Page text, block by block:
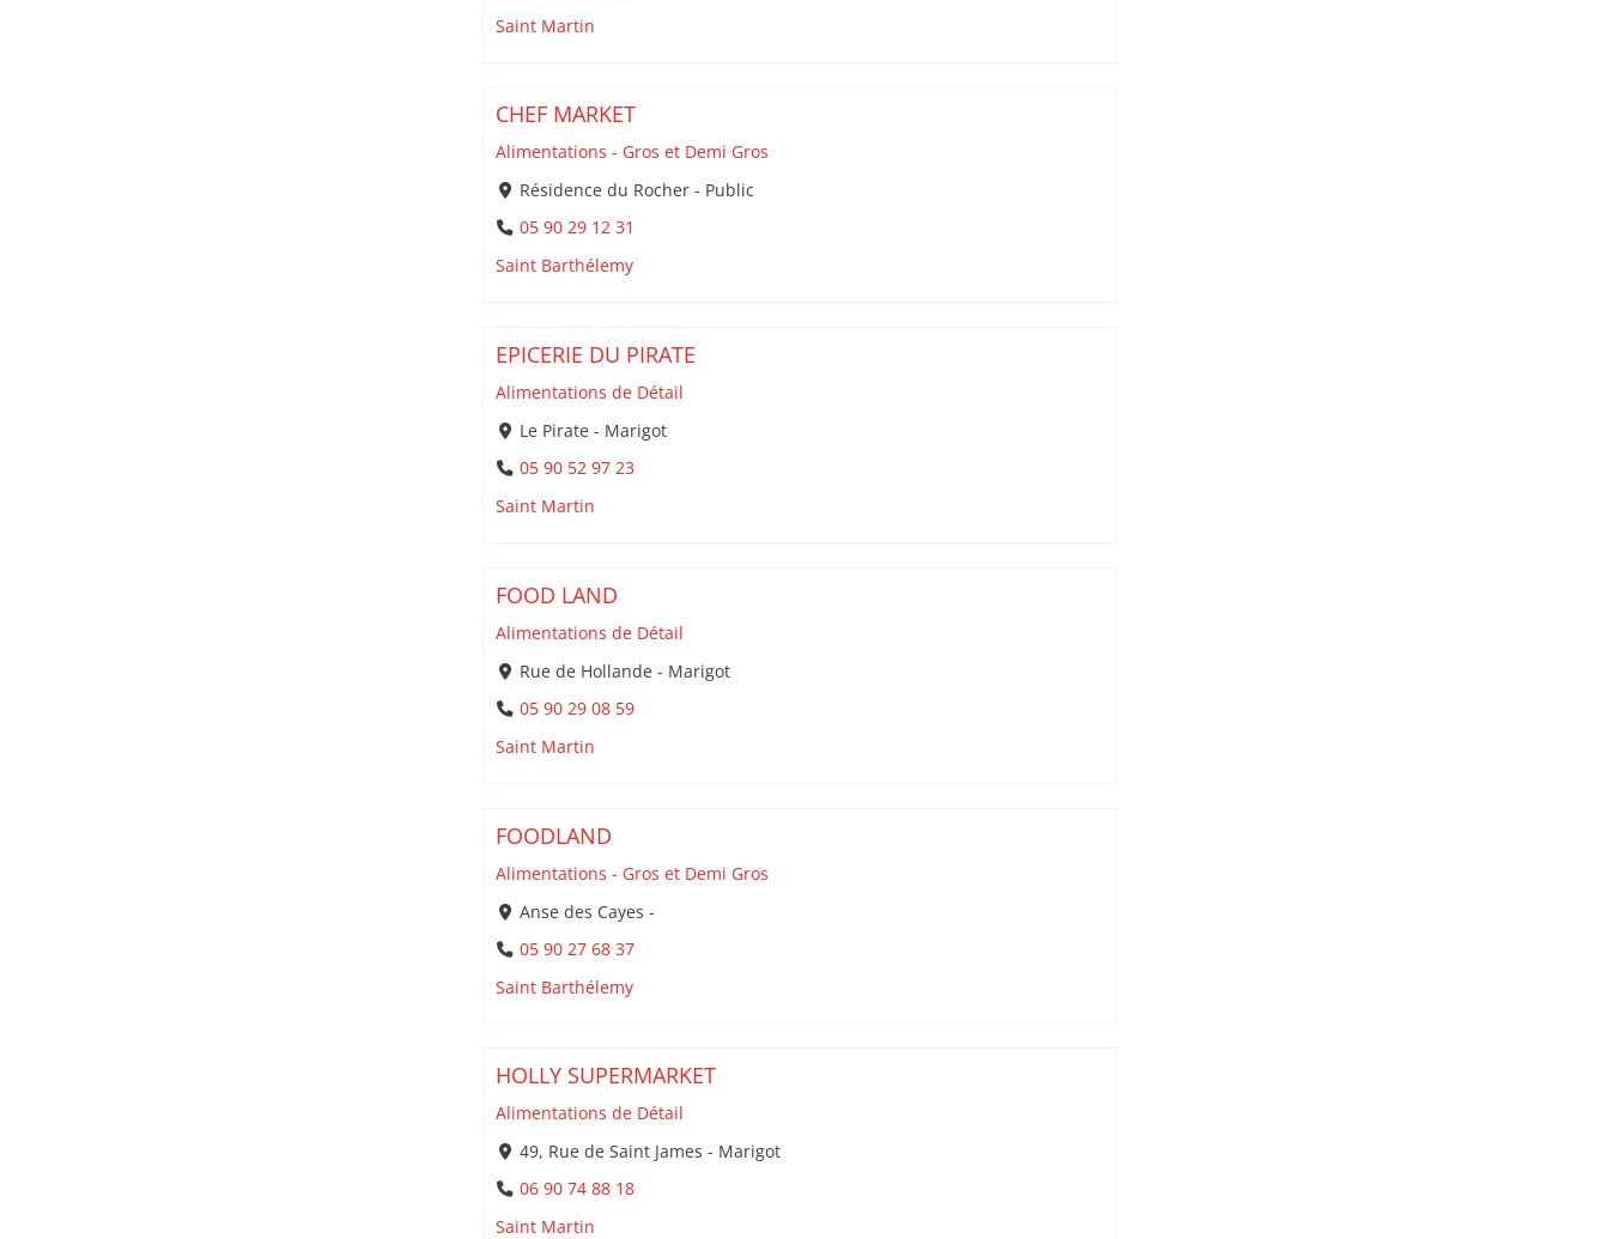
Saint Martin
CHEF MARKET
Alimentations - Gros et Demi Gros
Résidence du Rocher - Public
05 90 29 12 31
Saint Barthélemy
EPICERIE DU PIRATE
Alimentations de Détail
Le Pirate - Marigot
05 90 52 97 23
Saint Martin
FOOD LAND
Alimentations de Détail
Rue de Hollande - Marigot
05 90 29 08 59
Saint Martin
FOODLAND
Alimentations - Gros et Demi Gros
Anse des Cayes -
05 90 27 68 37
Saint Barthélemy
HOLLY SUPERMARKET
Alimentations de Détail
49, Rue de Saint James - Marigot
06 90 74 88 18
Saint Martin